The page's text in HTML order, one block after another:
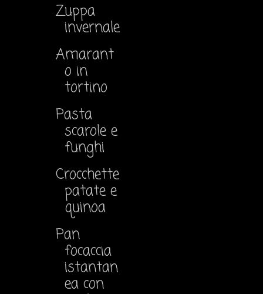
Zuppa
invernale
Amarant
o in
tortino
Pasta
scarole e
funghi
Crocchette
patate e
quinoa
Pan
focaccia
istantan
ea con